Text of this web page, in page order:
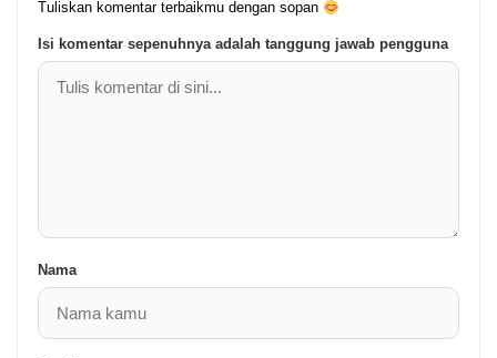
Tuliskan komentar terbaikmu dengan sopan
Isi komentar sepenuhnya adalah tanggung jawab pengguna
Nama